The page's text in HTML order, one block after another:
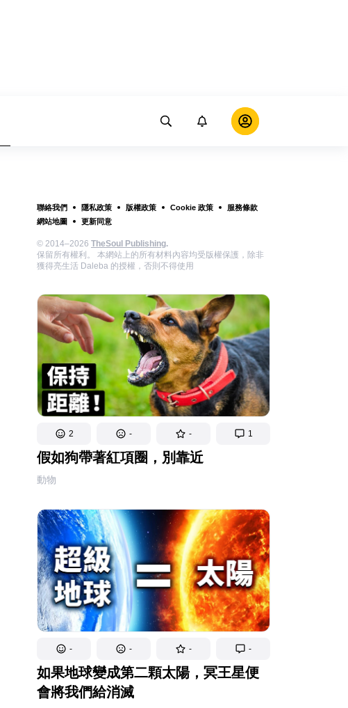
聯絡我們 隱私政策 版權政策 Cookie 政策
服務條款
網站地圖
更新同意
© 2014–2026 TheSoul Publishing.
保留所有權利。 本網站上的所有材料內容均受版權保護，除非
獲得亮生活 Daleba 的授權，否則不得使用
2 - - 1
假如狗帶著紅項圈，別靠近
動物
- - - -
如果地球變成第二顆太陽，冥王星便
會將我們給消滅